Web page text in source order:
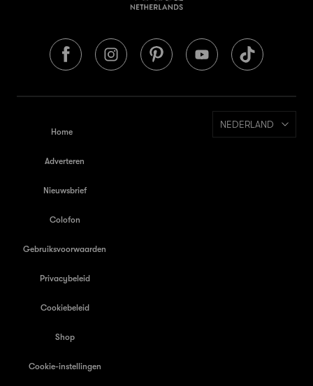
Home
Adverteren
Nieuwsbrief
Colofon
Gebruiksvoorwaarden
Privacybeleid
Cookiebeleid
Shop
Cookie-instellingen
NEDERLAND